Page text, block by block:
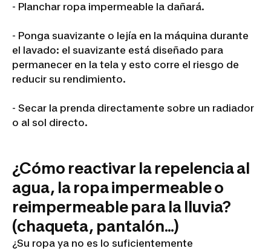
- Planchar ropa impermeable la dañará.
- Ponga suavizante o lejía en la máquina durante
el lavado: el suavizante está diseñado para
permanecer en la tela y esto corre el riesgo de
reducir su rendimiento.
- Secar la prenda directamente sobre un radiador
o al sol directo.
¿Cómo reactivar la repelencia al
agua, la ropa impermeable o
reimpermeable para la lluvia?
(chaqueta, pantalón...)
¿Su ropa ya no es lo suficientemente